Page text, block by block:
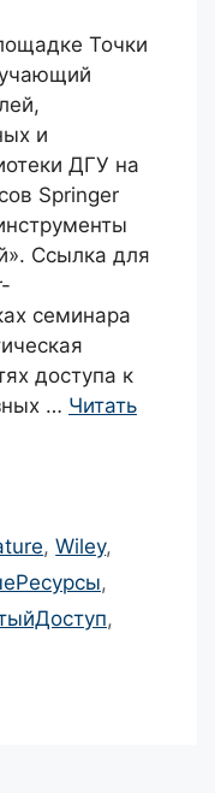
Точки
и
ДГУ на
Springer
Ссылка для
семинара
доступа к
… Читать
,Wiley,
,
,